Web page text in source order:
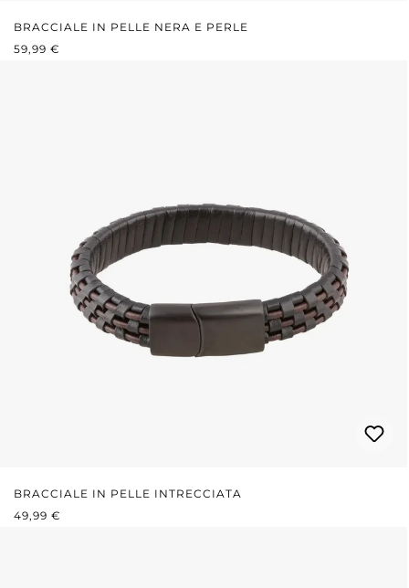
BRACCIALE IN PELLE NERA E PERLE
PREZZO NORMALE:
59,99 €
BRACCIALE IN PELLE INTRECCIATA
PREZZO NORMALE:
49,99 €